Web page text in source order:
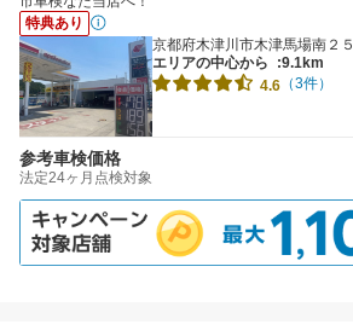
特典あり
京都府木津川市木津馬場南２５
エリアの中心から
:9.1km
4.6 （3件）
参考車検価格
法定24ヶ月点検対象